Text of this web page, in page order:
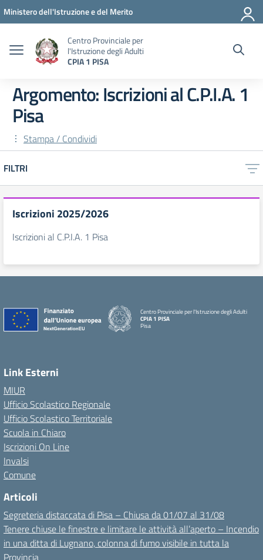
Vai ai contenuti
Vai al menu di navigazione
Vai al footer
Ministero dell'Istruzione e del Merito
Centro Provinciale per
l'Istruzione degli Adulti
CPIA 1 PISA
Argomento: Iscrizioni al C.P.I.A. 1
Pisa
Stampa / Condividi
FILTRI
Iscrizioni 2025/2026
Iscrizioni al C.P.I.A. 1 Pisa
Centro Provinciale per l'Istruzione degli Adulti
CPIA 1 PISA
Pisa
Link Esterni
MIUR
Ufficio Scolastico Regionale
Ufficio Scolastico Territoriale
Scuola in Chiaro
Iscrizioni On Line
Invalsi
Comune
Articoli
Segreteria distaccata di Pisa – Chiusa da 01/07 al 31/08
Tenere chiuse le finestre e limitare le attività all’aperto – Incendio
in una ditta di Lugnano, colonna di fumo visibile in tutta la
Provincia